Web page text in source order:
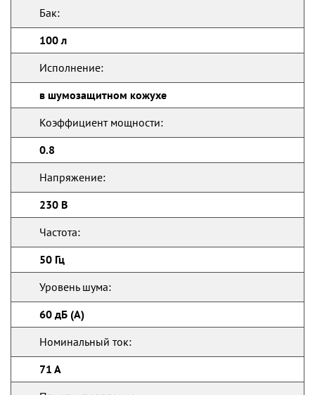
Бак:
100 л
Исполнение:
в шумозащитном кожухе
Коэффициент мощности:
0.8
Напряжение:
230 В
Частота:
50 Гц
Уровень шума:
60 дБ (А)
Номинальный ток:
71 А